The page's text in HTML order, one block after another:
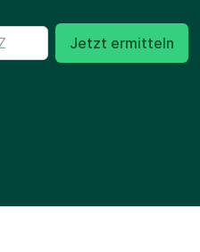
Jetzt ermitteln